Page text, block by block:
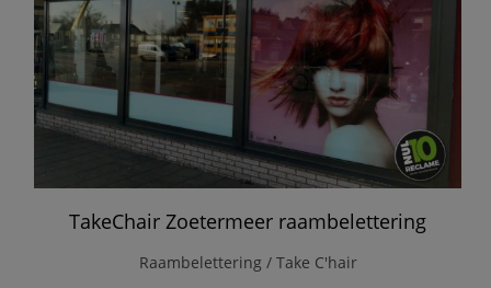
TakeChair Zoetermeer raambelettering
Raambelettering / Take C'hair